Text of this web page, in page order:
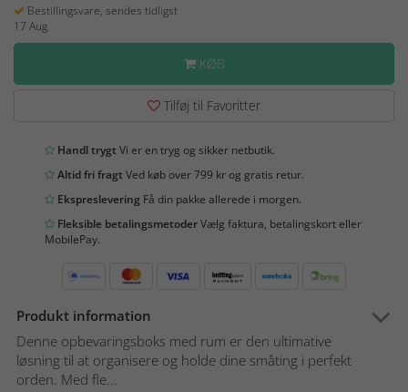
Bestillingsvare, sendes tidligst
17 Aug
KØB
Tilføj til Favoritter
Handl trygtVi er en tryg og sikker netbutik.
Altid fri fragtVed køb over 799 kr og gratis retur.
Ekspreslevering Få din pakke allerede i morgen.
Fleksible betalingsmetoderVælg faktura, betalingskort eller
MobilePay.
Produkt information
Denne opbevaringsboks med rum er den ultimative
løsning til at organisere og holde dine småting i perfekt
orden. Med fle...